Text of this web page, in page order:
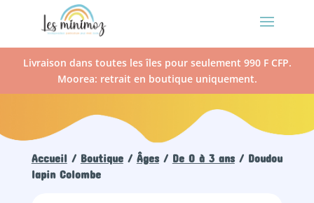
Livraison dans toutes les îles pour seulement 990 F CFP.
Moorea: retrait en boutique uniquement.
Accueil / Boutique/ Âges/ De 0 à 3 ans/ Doudou
lapin Colombe